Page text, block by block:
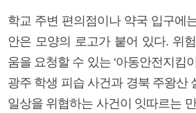
학교 주변 편의점이나 약국 입구에
안은 모양의 로고가 붙어 있다. 위
움을 요청할 수 있는 ‘아동안전지킴
광주 학생 피습 사건과 경북 주왕산
일상을 위협하는 사건이 잇따르는